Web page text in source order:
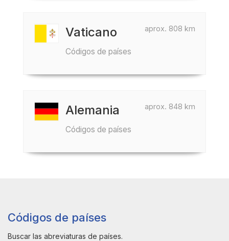
aprox. 808 km
Vaticano
Códigos de países
aprox. 848 km
Alemania
Códigos de países
Códigos de países
Buscar las abreviaturas de países.